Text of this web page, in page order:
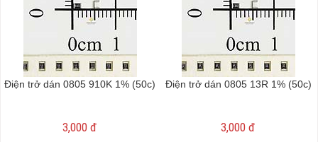
Điện trở dán 0805 910K 1% (50c)
3,000 đ
Điện trở dán 0805 13R 1% (50c)
3,000 đ